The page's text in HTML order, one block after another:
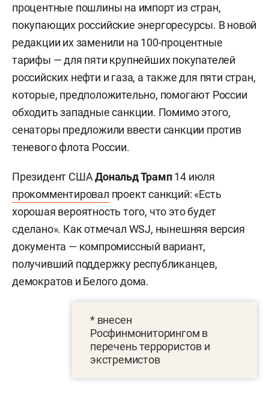
процентные пошлины на импорт из стран,
покупающих российские энергоресурсы. В новой
редакции их заменили на 100-процентные
тарифы — для пяти крупнейших покупателей
российских нефти и газа, а также для пяти стран,
которые, предположительно, помогают России
обходить западные санкции. Помимо этого,
сенаторы предложили ввести санкции против
теневого флота России.
Президент СШАДональд Трамп14 июля
прокомментировал проект санкций: «Есть
хорошая вероятность того, что это будет
сделано». Как отмечал WSJ, нынешняя версия
документа — компромиссный вариант,
получивший поддержку республиканцев,
демократов и Белого дома.
* внесен
Росфинмониторингом в
перечень террористов и
экстремистов